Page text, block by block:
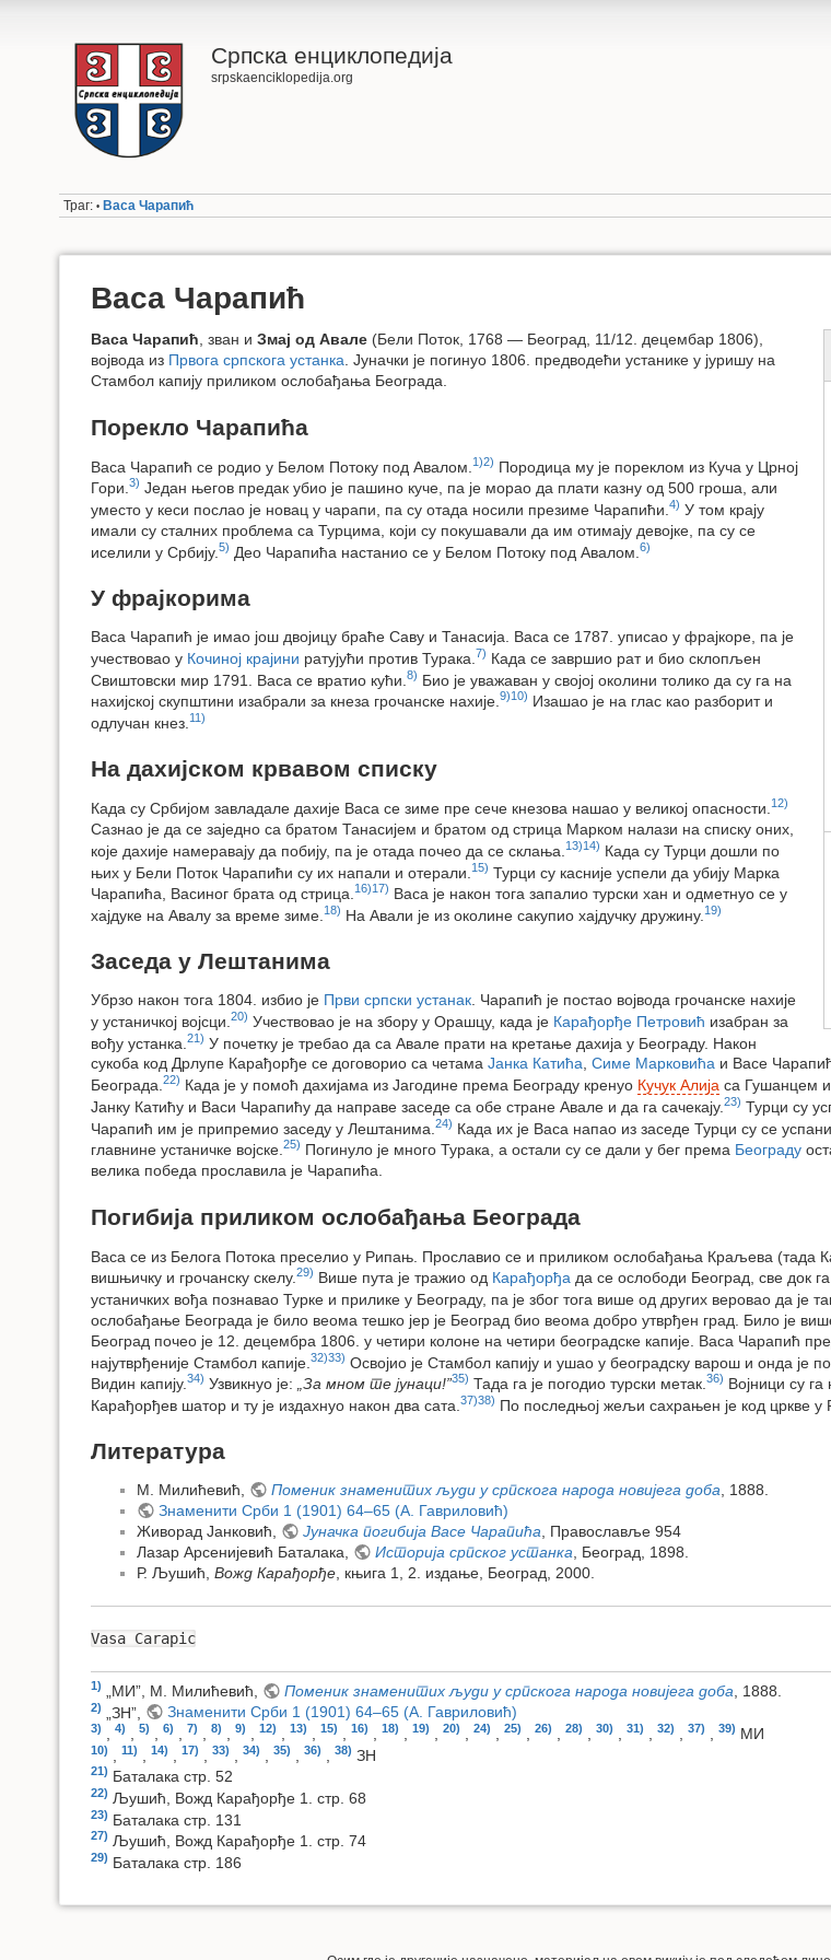
Српска енциклопедија
srpskaenciklopedija.org
Траг: • Васа Чарапић
Васа Чарапић
Васа Чарапић, зван и Змај од Авале (Бели Поток, 1768 — Београд, 11/12. децембар 1806),
војвода из Првога српскога устанка. Јуначки је погинуо 1806. предводећи устанике у јуришу на
Стамбол капију приликом ослобађања Београда.
Порекло Чарапића
Васа Чарапић се родио у Белом Потоку под Авалом. 1)2) Породица му је пореклом из Куча у Црној
Гори. 3) Један његов предак убио је пашино куче, па је морао да плати казну од 500 гроша, али
уместо у кеси послао је новац у чарапи, па су отада носили презиме Чарапићи. 4) У том крају
имали су сталних проблема са Турцима, који су покушавали да им отимају девојке, па су се
иселили у Србију. 5) Део Чарапића настанио се у Белом Потоку под Авалом. 6)
У фрајкорима
Васа Чарапић је имао још двојицу браће Саву и Танасија. Васа се 1787. уписао у фрајкоре, па је
учествовао у Кочиној крајини ратујући против Турака. 7) Када се завршио рат и био склопљен
Свиштовски мир 1791. Васа се вратио кући. 8) Био је уважаван у својој околини толико да су га на
нахијској скупштини изабрали за кнеза грочанске нахије. 9)10) Изашао је на глас као разборит и
одлучан кнез. 11)
На дахијском крвавом списку
Када су Србијом завладале дахије Васа се зиме пре сече кнезова нашао у великој опасности. 12)
Сазнао је да се заједно са братом Танасијем и братом од стрица Марком налази на списку оних,
које дахије намеравају да побију, па је отада почео да се склања. 13)14) Када су Турци дошли по
њих у Бели Поток Чарапићи су их напали и отерали. 15) Турци су касније успели да убију Марка
Чарапића, Васиног брата од стрица. 16)17) Васа је након тога запалио турски хан и одметнуо се у
хајдуке на Авалу за време зиме. 18) На Авали је из околине сакупио хајдучку дружину. 19)
Заседа у Лештанима
Убрзо након тога 1804. избио је Први српски устанак . Чарапић је постао војвода грочанске нахије
у устаничкој војсци. 20) Учествовао је на збору у Орашцу, када је Карађорђе Петровић изабран за
вођу устанка. 21) У почетку је требао да са Авале прати на кретање дахија у Београду. Након
сукоба код Дрлупе Карађорђе се договорио са четама Јанка Катића, Симе Марковића и Васе
Београда. 22) Када је у помоћ дахијама из Јагодине према Београду кренуо Кучук Алија са Гушанцем и
Јанку Катићу и Васи Чарапићу да направе заседе са обе стране Авале и да га сачекају. 23) Турци су
Чарапић им је припремио заседу у Лештанима. 24) Када их је Васа напао из заседе Турци су се
главнине устаничке војске. 25) Погинуло је много Турака, а остали су се дали у бег према Београду
велика победа прославила је Чарапића.
Погибија приликом ослобађања Београда
Васа се из Белога Потока преселио у Рипањ. Прославио се и приликом ослобађања Краљева (тада
вишњичку и грочанску скелу. 29) Више пута је тражио од Карађорђа да се ослободи Београд, све док га
устаничких вођа познавао Турке и прилике у Београду, па је због тога више од других веровао да је
ослобађање Београда је било веома тешко јер је Београд био веома добро утврђен град. Било је
Београд почео је 12. децембра 1806. у четири колоне на четири београдске капије. Васа Чарапић
најутврђеније Стамбол капије. 32)33) Освојио је Стамбол капију и ушао у београдску варош и онда је
Видин капију. 34) Узвикнуо је: „За мном те јунаци!”35) Тада га је погодио турски метак. 36) Војници су
Карађорђев шатор и ту је издахнуо након два сата. 37)38) По последњој жељи сахрањен је код цркве у
Литература
М. Милићевић, Поменик знаменитих људи у српскога народа новијега доба , 1888.
Знаменити Срби 1 (1901) 64–65 (A. Гавриловић)
Живорад Јанковић,
Јуначка погибија Васе Чарапића , Православље 954
Лазар Арсенијевић Баталака,
Историја српског устанка , Београд, 1898.
Р. Љушић, Вожд Карађорђе , књига 1, 2. издање, Београд, 2000.
Vasa Carapic
1) „МИ”, М. Милићевић, Поменик знаменитих људи у српскога народа новијега доба , 1888.
2) „ЗН”, Знаменити Срби 1 (1901) 64–65 (A. Гавриловић)
3) 4) 5) 6) 7) 8) 9) 12) 13) 15) 16) 18) 19) 20) 24) 25) 26) 28) 30) 31) 32) 37) 39) МИ
10) 11) 14) 17) 33) 34) 35) 36) 38) ЗН
21) Баталака стр. 52
22) Љушић, Вожд Карађорђе 1. стр. 68
23) Баталака стр. 131
27) Љушић, Вожд Карађорђе 1. стр. 74
29) Баталака стр. 186